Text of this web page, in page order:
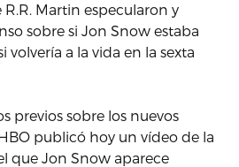
Martin especularon y
sobre si Jon Snow estaba
a la vida en la sexta
previos sobre los nuevos
publicó hoy un vídeo de la
que Jon Snow aparece